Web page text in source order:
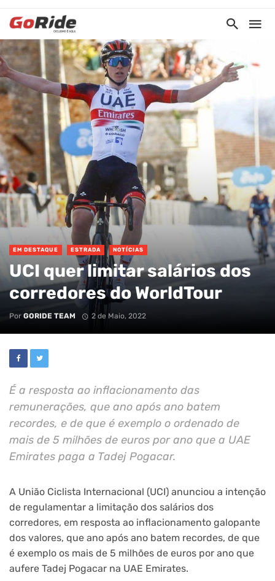
EM DESTAQUE ESTRADA NOTÍCIAS
UCI quer limitar salários dos
corredores do WorldTour
Por GORIDE TEAM 2 de Maio, 2022
É a resposta ao inflacionamento das
remunerações, que ano após ano batem
recordes, e de que é exemplo o ordenado de
mais de 5 milhões de euros por ano que a UAE
Emirates paga a Tadej Pogacar.
A União Ciclista Internacional (UCI) anunciou a intenção
de regulamentar a limitação dos salários dos
corredores, em resposta ao inflacionamento galopante
dos valores, que ano após ano batem recordes, de que
é exemplo os mais de 5 milhões de euros por ano que
aufere Tadej Pogacar na UAE Emirates.